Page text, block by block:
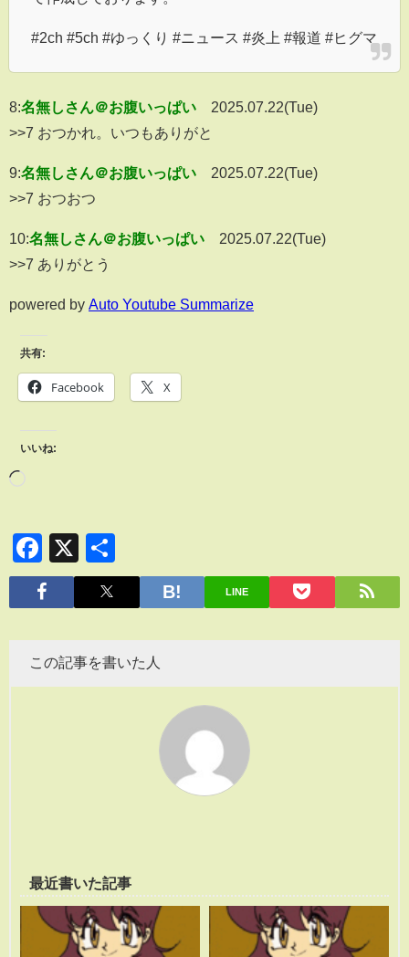
#2ch #5ch #ゆっくり #ニュース #炎上 #報道 #ヒグマ
8:名無しさん＠お腹いっぱい
2025.07.22(Tue)
>>7 おつかれ。いつもありがと
9:名無しさん＠お腹いっぱい
2025.07.22(Tue)
>>7 おつおつ
10:名無しさん＠お腹いっぱい
2025.07.22(Tue)
>>7 ありがとう
powered by Auto Youtube Summarize
共有:
Facebook X
いいね:
Facebook
X
有
LINE
この記事を書いた人
最近書いた記事